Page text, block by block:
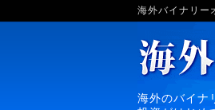
海外バイナリー
海外のバイナ